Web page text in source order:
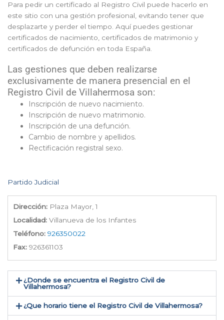
Para pedir un certificado al Registro Civil puede hacerlo en
este sitio con una gestión profesional, evitando tener que
desplazarte y perder el tiempo. Aquí puedes gestionar
certificados de nacimiento, certificados de matrimonio y
certificados de defunción en toda España.
Las gestiones que deben realizarse
exclusivamente de manera presencial en el
Registro Civil de Villahermosa son:
Inscripción de nuevo nacimiento.
Inscripción de nuevo matrimonio.
Inscripción de una defunción.
Cambio de nombre y apellidos.
Rectificación registral sexo.
Partido Judicial
Dirección: Plaza Mayor, 1
Localidad: Villanueva de los Infantes
Teléfono: 926350022
Fax: 926361103
¿Donde se encuentra el Registro Civil de
Villahermosa​?
¿Que horario tiene el Registro Civil de Villahermosa?